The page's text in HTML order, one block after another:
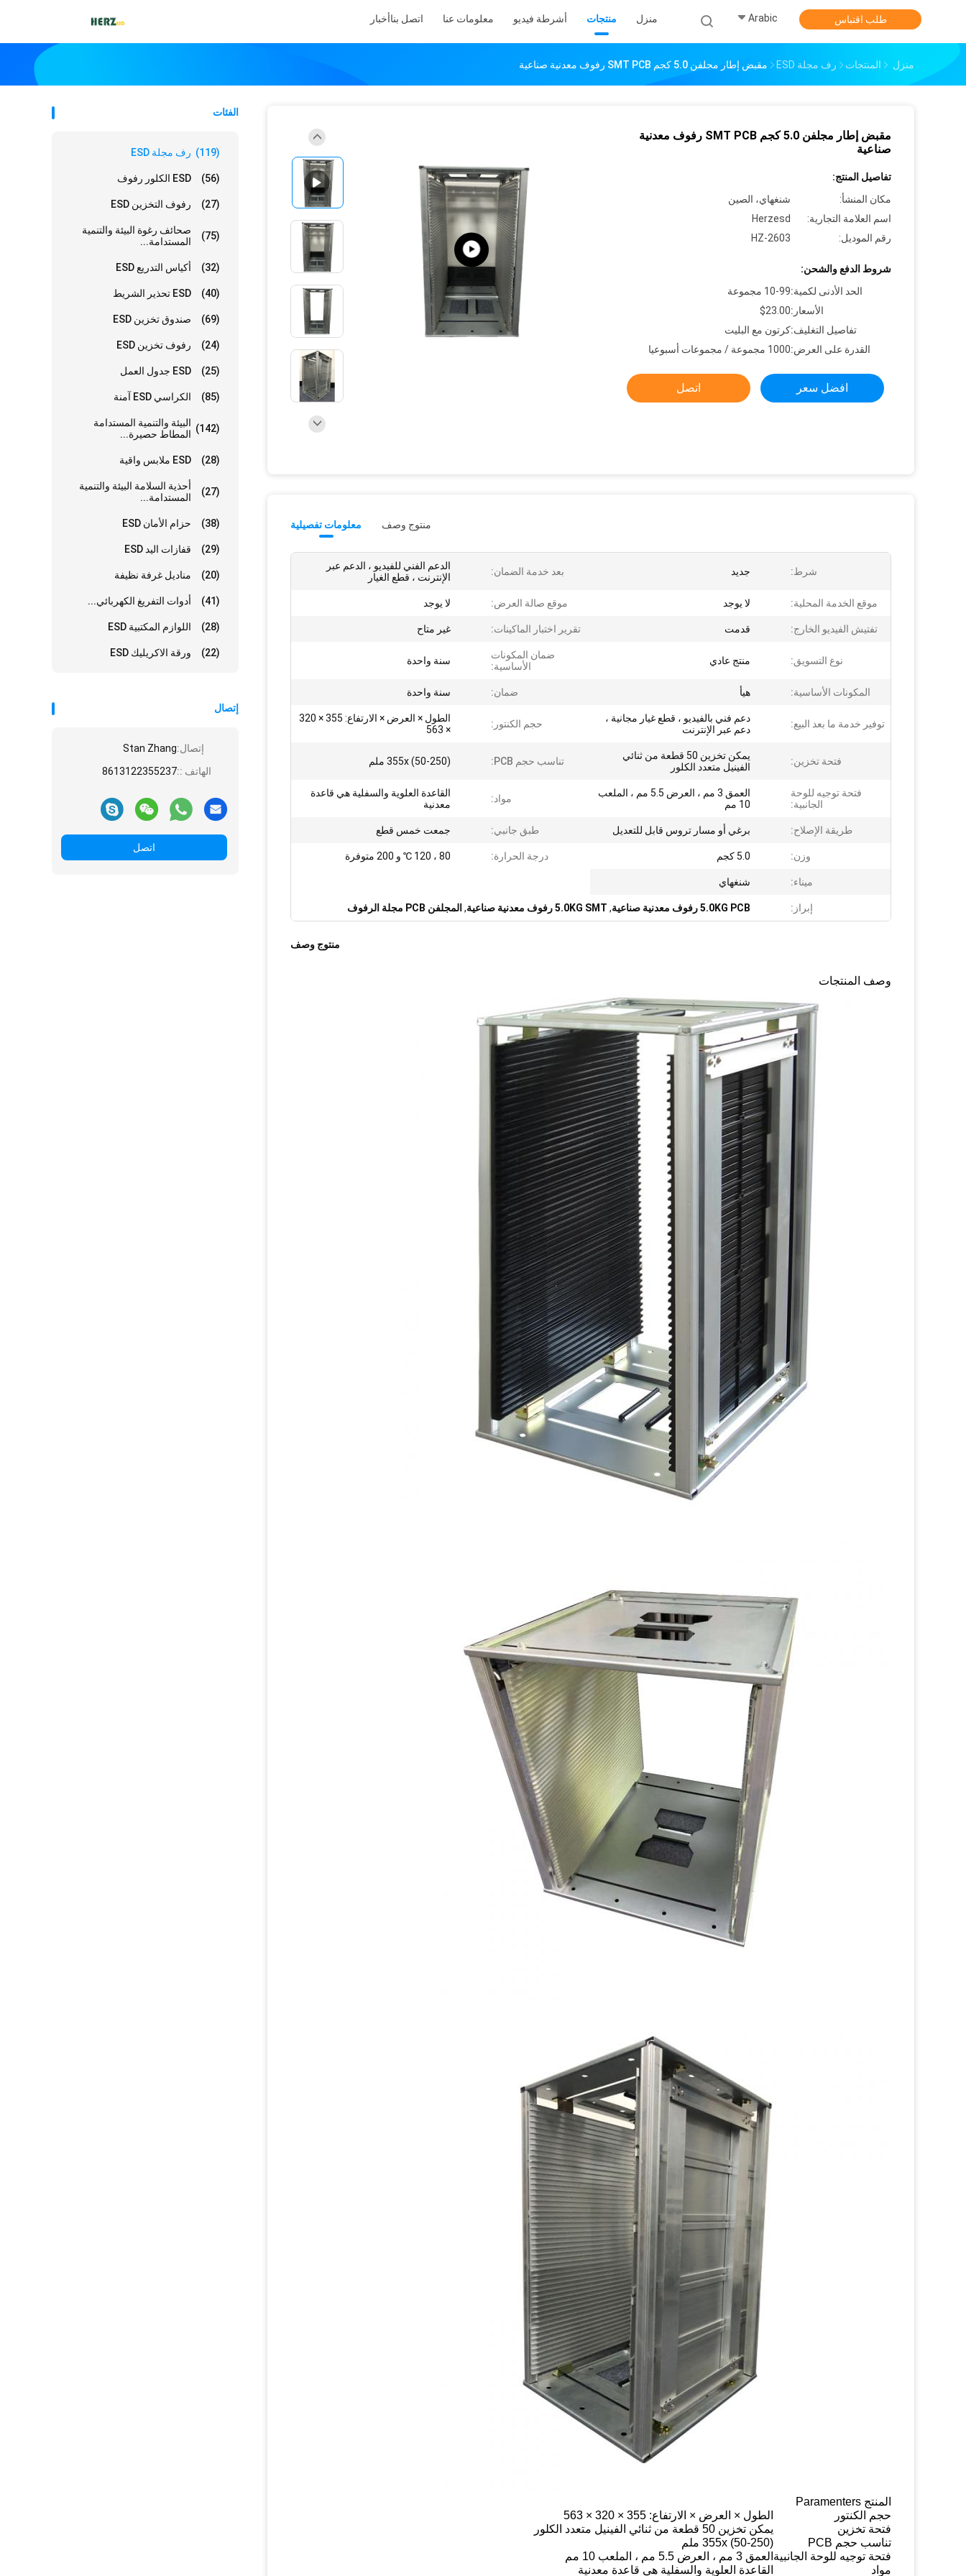
منزل منتجات أشرطة فيديو معلومات عنا اتصل بناأخبار Arabic طلب اقتباس
منزل المنتجات رف مجلة ESD مقبض إطار مجلفن 5.0 كجم SMT PCB رفوف معدنية صناعية
الفئات
رف مجلة ESD (119)
ESD الكلور رفوف (56)
رفوف التخزين ESD (27)
صحائف رغوة البيئة والتنمية
المستدامة...
(75)
أكياس التدريع ESD (32)
ESD تحذير الشريط (40)
صندوق تخزين ESD (69)
رفوف تخزين ESD (24)
ESD جدول العمل (25)
الكراسي ESD آمنة (85)
البيئة والتنمية المستدامة
المطاط حصيرة...
(142)
ESD ملابس واقية (28)
أحذية السلامة البيئة والتنمية
المستدامة...
(27)
حزام الأمان ESD (38)
قفازات اليد ESD (29)
مناديل غرفة نظيفة (20)
أدوات التفريغ الكهربائي... (41)
اللوازم المكتبية ESD (28)
ورقة الاكريليك ESD (22)
إتصال
إتصال:Stan Zhang
الهاتف ::8613122355237
اتصل
مقبض إطار مجلفن 5.0 كجم SMT PCB رفوف معدنية
صناعية
تفاصيل المنتج:
مكان المنشأ:
شنغهاي، الصين
اسم العلامة التجارية:
Herzesd
رقم الموديل:
HZ-2603
شروط الدفع والشحن:
الحد الأدنى لكمية:10-99 مجموعة
الأسعار:$23.00
تفاصيل التغليف:كرتون مع البليت
القدرة على العرض:1000 مجموعة / مجموعات أسبوعيا
افضل سعر اتصل
معلومات تفصيلية منتوج وصف
شرط: جديد بعد خدمة الضمان:
الدعم الفني للفيديو ، الدعم عبر
الإنترنت ، قطع الغيار
موقع الخدمة المحلية: لا يوجد موقع صالة العرض: لا يوجد
تفتيش الفيديو الخارج: قدمت تقرير اختبار الماكينات: غير متاح
نوع التسويق: منتج عادي
ضمان المكونات
الأساسية:
سنة واحدة
المكونات الأساسية: هيأ ضمان: سنة واحدة
توفير خدمة ما بعد البيع:
دعم فني بالفيديو ، قطع غيار مجانية ،
دعم عبر الإنترنت
حجم الكنتور:
الطول × العرض × الارتفاع: 355 × 320
× 563
فتحة تخزين:
يمكن تخزين 50 قطعة من ثنائي
الفينيل متعدد الكلور
تناسب حجم PCB: 355x (50-250) ملم
فتحة توجيه للوحة
الجانبية:
العمق 3 مم ، العرض 5.5 مم ، الملعب
10 مم
مواد:
القاعدة العلوية والسفلية هي قاعدة
معدنية
طريقة الإصلاح: برغي أو مسار تروس قابل للتعديل طبق جانبي: جمعت خمس قطع
وزن: 5.0 كجم درجة الحرارة: 80 ، 120 ℃ و 200 متوفرة
ميناء: شنغهاي
إبراز: 5.0KG PCB رفوف معدنية صناعية , 5.0KG SMT رفوف معدنية صناعية , المجلفن PCB مجلة الرفوف
منتوج وصف
وصف المنتجات
المنتج Paramenters
حجم الكنتور
الطول × العرض × الارتفاع: 355 × 320 × 563
فتحة تخزين
يمكن تخزين 50 قطعة من ثنائي الفينيل متعدد الكلور
تناسب حجم PCB
355x (50-250) ملم
فتحة توجيه للوحة الجانبية العمق 3 مم ، العرض 5.5 مم ، الملعب 10 مم
مواد
القاعدة العلوية والسفلية هي قاعدة معدنية